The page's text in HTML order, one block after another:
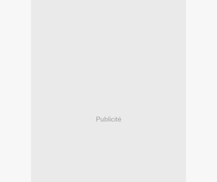
Publicité